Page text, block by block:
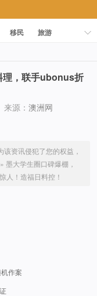
移民
旅游
理，联手ubonus折
来源： 澳洲网
资讯侵犯了您的权益，
» 墨大学生圈口碑爆棚，
人！造福日料控！
作案